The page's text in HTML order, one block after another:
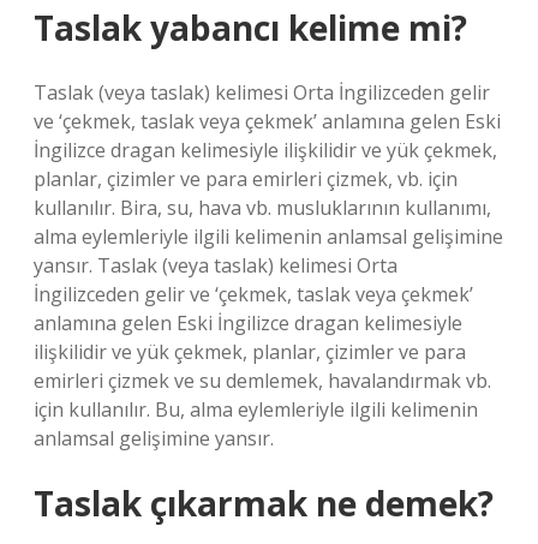
Taslak yabancı kelime mi?
Taslak (veya taslak) kelimesi Orta İngilizceden gelir
ve ‘çekmek, taslak veya çekmek’ anlamına gelen Eski
İngilizce dragan kelimesiyle ilişkilidir ve yük çekmek,
planlar, çizimler ve para emirleri çizmek, vb. için
kullanılır. Bira, su, hava vb. musluklarının kullanımı,
alma eylemleriyle ilgili kelimenin anlamsal gelişimine
yansır. Taslak (veya taslak) kelimesi Orta
İngilizceden gelir ve ‘çekmek, taslak veya çekmek’
anlamına gelen Eski İngilizce dragan kelimesiyle
ilişkilidir ve yük çekmek, planlar, çizimler ve para
emirleri çizmek ve su demlemek, havalandırmak vb.
için kullanılır. Bu, alma eylemleriyle ilgili kelimenin
anlamsal gelişimine yansır.
Taslak çıkarmak ne demek?